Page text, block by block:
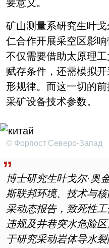
要意义。
矿山测量系研究生叶
仁合作开展采空区影
不仅需要借助太原理
赋存条件，还需模拟
形规律。而这一切的
采矿设备技术参数。
© Форпост Северо-Запад
博士研究生叶戈尔·奥
斯联邦环境、技术与
采动态报告，致死性
违规及井巷突水危险
于研究采动岩体导水